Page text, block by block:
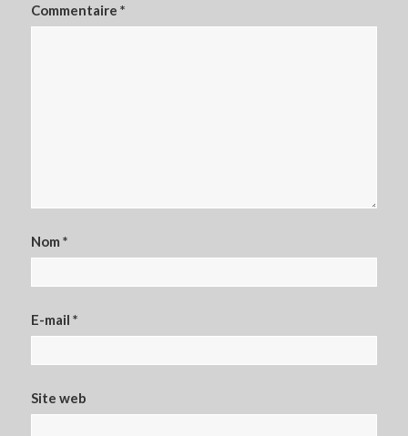
Commentaire*
Nom*
E-mail*
Site web